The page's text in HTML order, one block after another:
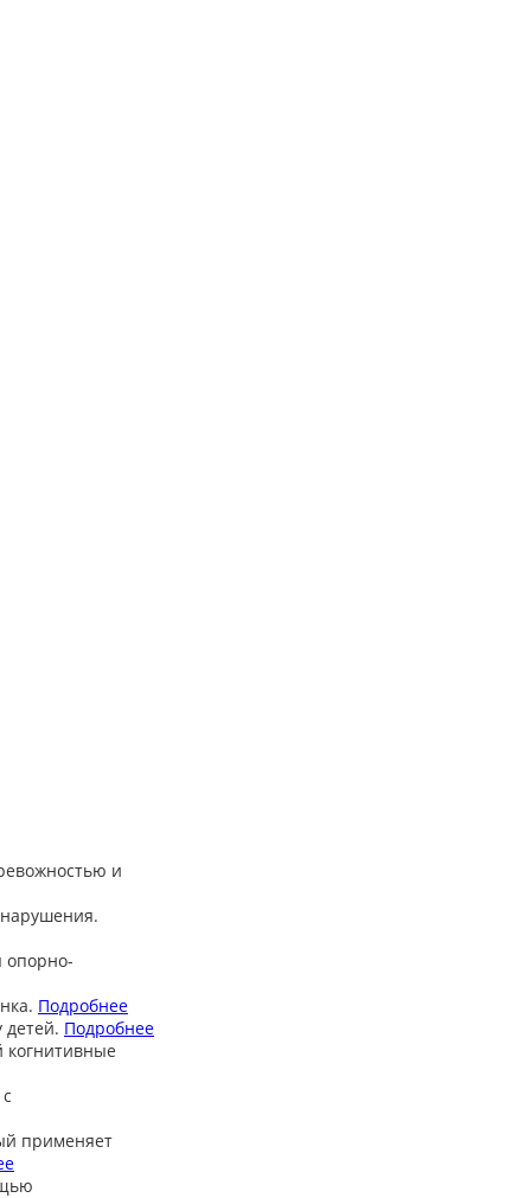
и
опорно-
Подробнее
Подробнее
применяет